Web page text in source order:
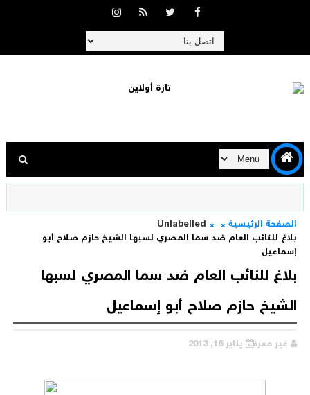
الصفحة الرئيسية
Unlabelled
بلاغ للنائب العام ضد سما المصري لسبها الشيخ حازم صلاح أبو
إسماعيل
بلاغ للنائب العام ضد سما المصري لسبها
الشيخ حازم صلاح أبو إسماعيل
غير معرف يناير 16, 2013